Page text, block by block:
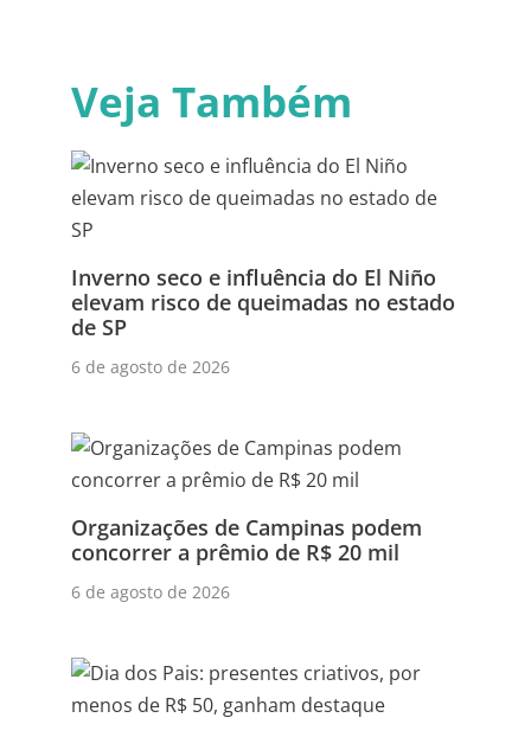
Veja Também
Inverno seco e influência do El Niño
elevam risco de queimadas no estado
de SP
6 de agosto de 2026
Organizações de Campinas podem
concorrer a prêmio de R$ 20 mil
6 de agosto de 2026